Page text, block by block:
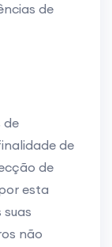
de
de
de
de
esta
não